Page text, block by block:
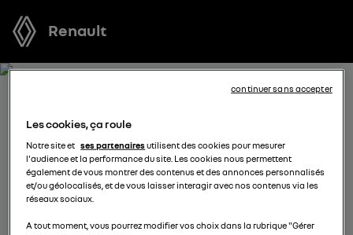
Renault
RÉSERVEZ UN ESSAI POUR
RENAULT 4 E-TECH ELECTRIC
Vous vous demandez quel véhicule est fait pour vous ?
Réservez l’un de nos modèles pour profiter d’un essai
gratuit au volant d’un véhicule neuf avant de prendre
Les cookies, ça roule
Notre site et ses partenairesutilisent des cookies pour mesurer
l'audience et la performance du site. Les cookies nous permettent
également de vous montrer des contenus et des annonces personnalisés
et/ou géolocalisés, et de vous laisser interagir avec nos contenus via les
réseaux sociaux.
A tout moment, vous pourrez modifier vos choix dans la rubrique "Gérer
continuer sans accepter